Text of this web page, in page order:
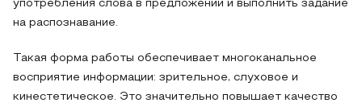
употребления слова в предложении и выполнить задание
на распознавание.
Такая форма работы обеспечивает многоканальное
восприятие информации: зрительное, слуховое и
кинестетическое. Это значительно повышает качество